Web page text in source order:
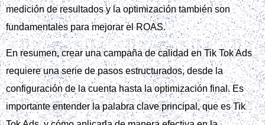
estrategia con el presupuesto y el calendario de la marca. Al
utilizar Tik Tok Ads de manera efectiva, es posible crear
campañas que alcancen los objetivos deseados y obtengan
los mejores resultados.
Guía paso a paso para lanzar
una campaña de calidad en